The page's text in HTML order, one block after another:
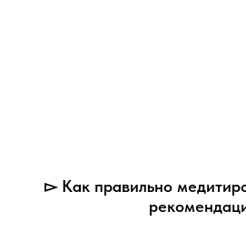
▻ Как правильно